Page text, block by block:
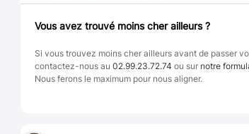
Vous avez trouvé moins cher ailleurs ?
Si vous trouvez moins cher ailleurs avant de passer
contactez-nous au 02.99.23.72.74 ou sur notre
Nous ferons le maximum pour nous aligner.